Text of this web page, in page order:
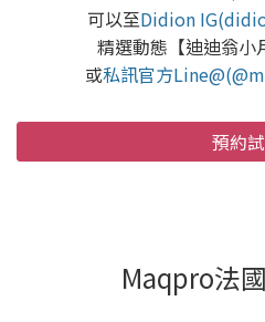
可以至Didion
精選動態【迪迪翁小
或私訊官方
預約
Maqpro法